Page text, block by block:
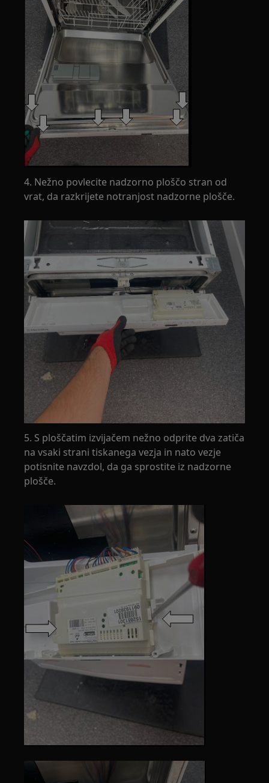
4. Nežno povlecite nadzorno ploščo stran od
vrat, da razkrijete notranjost nadzorne plošče.
5. S ploščatim izvijačem nežno odprite dva zatiča
na vsaki strani tiskanega vezja in nato vezje
potisnite navzdol, da ga sprostite iz nadzorne
plošče.